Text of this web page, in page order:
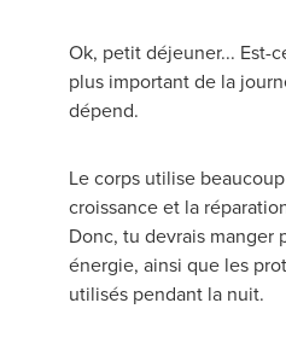
Ok, petit déjeuner... Est-
plus important de la
dépend.
Le corps utilise
croissance et la
Donc, tu devrais manger
énergie, ainsi que les
utilisés pendant la nuit.